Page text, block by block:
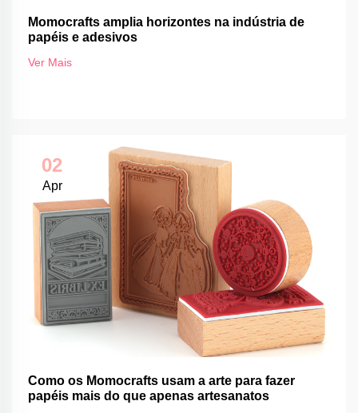
Momocrafts amplia horizontes na indústria de
papéis e adesivos
Ver Mais
02
Apr
Como os Momocrafts usam a arte para fazer
papéis mais do que apenas artesanatos